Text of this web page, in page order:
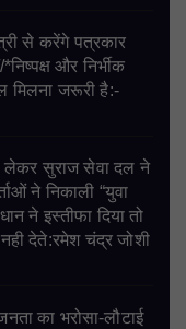
से करेंगे पत्रकार
और निर्भीक
मिलना जरूरी है:-
लेकर सुराज सेवा दल ने
ने निकाली “युवा
ने इस्तीफा दिया तो
देते:रमेश चंद्र जोशी
का भरोसा-लौटाई